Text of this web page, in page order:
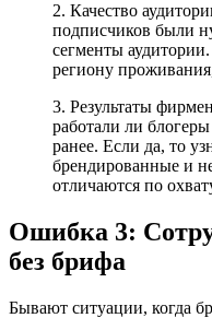
2. Качество
подписчиков были
сегменты
региону
3. Результаты
работали ли
ранее. Если да, то
брендированные и
отличаются по
Ошибка 3:
без брифа
Бывают ситуации, когда